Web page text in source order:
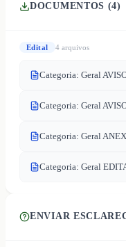
DOCUMENTOS (4)
Edital 4arquivos
Categoria: Geral
Categoria: Geral
Categoria: Geral
Categoria: Geral
ENVIAR